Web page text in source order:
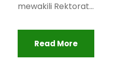
mewakili Rektorat...
Read More